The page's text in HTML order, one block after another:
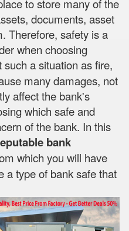
to store many of the
documents, asset
Therefore, safety is a
when choosing
such a situation as fire,
many damages, not
affect the bank's
which safe and
of the bank. In this
bank
which you will have
a type of bank safe that